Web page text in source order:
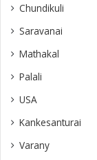
Chundikuli
Saravanai
Mathakal
Palali
USA
Kankesanturai
Varany